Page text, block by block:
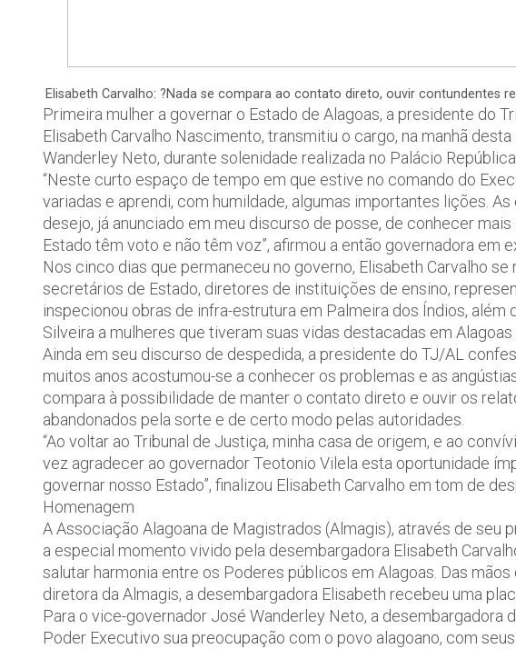
Elisabeth Carvalho: ?Nada se compara ao contato direto, ouvir contundentes
Primeira mulher a governar o Estado de Alagoas, a presidente do
Elisabeth Carvalho Nascimento, transmitiu o cargo, na manhã
Wanderley Neto, durante solenidade realizada no Palácio
“Neste curto espaço de tempo em que estive no comando do
variadas e aprendi, com humildade, algumas importantes lições.
desejo, já anunciado em meu discurso de posse, de conhecer
Estado têm voto e não têm voz”, afirmou a então governadora em
Nos cinco dias que permaneceu no governo, Elisabeth Carvalho
secretários de Estado, diretores de instituições de ensino,
inspecionou obras de infra-estrutura em Palmeira dos Índios, além
Silveira a mulheres que tiveram suas vidas destacadas em Alagoas
Ainda em seu discurso de despedida, a presidente do TJ/AL
muitos anos acostumou-se a conhecer os problemas e as
compara à possibilidade de manter o contato direto e ouvir os
abandonados pela sorte e de certo modo pelas autoridades.
“Ao voltar ao Tribunal de Justiça, minha casa de origem, e ao
vez agradecer ao governador Teotonio Vilela esta oportunidade
governar nosso Estado”, finalizou Elisabeth Carvalho em tom de
Homenagem
A Associação Alagoana de Magistrados (Almagis), através de seu
a especial momento vivido pela desembargadora Elisabeth
salutar harmonia entre os Poderes públicos em Alagoas. Das
diretora da Almagis, a desembargadora Elisabeth recebeu uma
Para o vice-governador José Wanderley Neto, a desembargadora
Poder Executivo sua preocupação com o povo alagoano, com